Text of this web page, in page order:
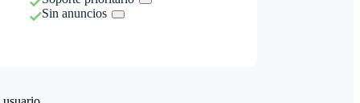
Sin anuncios